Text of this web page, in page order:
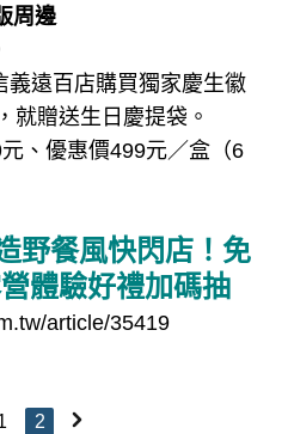
周邊
義遠百店購買獨家慶生徽
就贈送生日慶提袋。
、優惠價499元／盒（6
野餐風快閃店！免
體驗好禮加碼抽
article/35419
2